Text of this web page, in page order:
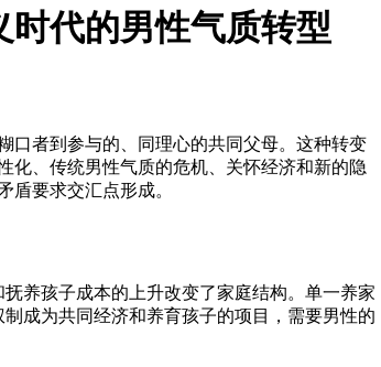
代的男性气质转型
口者到参与的、同理心的共同父母。这种转变
化、传统男性气质的危机、关怀经济和新的隐
盾要求交汇点形成。
养孩子成本的上升改变了家庭结构。单一养家
成为共同经济和养育孩子的项目，需要男性的